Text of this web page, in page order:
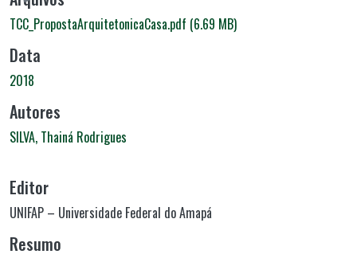
TCC_PropostaArquitetonicaCasa.pdf (6.69 MB)
Data
2018
Autores
SILVA, Thainá Rodrigues
Editor
UNIFAP – Universidade Federal do Amapá
Resumo